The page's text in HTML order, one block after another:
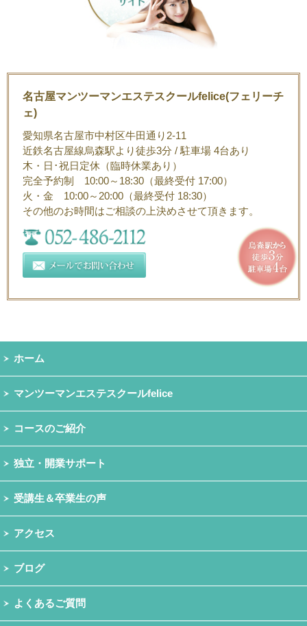
名古屋マンツーマンエステスクールfelice(フェリーチ
ェ)
愛知県名古屋市中村区牛田通り2-11
近鉄名古屋線烏森駅より徒歩3分 / 駐車場 4台あり
木・日･祝日定休（臨時休業あり）
完全予約制 10:00～18:30（最終受付 17:00）
火・金 10:00～20:00（最終受付 18:30）
その他のお時間はご相談の上決めさせて頂きます。
ホーム
マンツーマンエステスクールfelice
コースのご紹介
独立・開業サポート
受講生＆卒業生の声
アクセス
ブログ
よくあるご質問